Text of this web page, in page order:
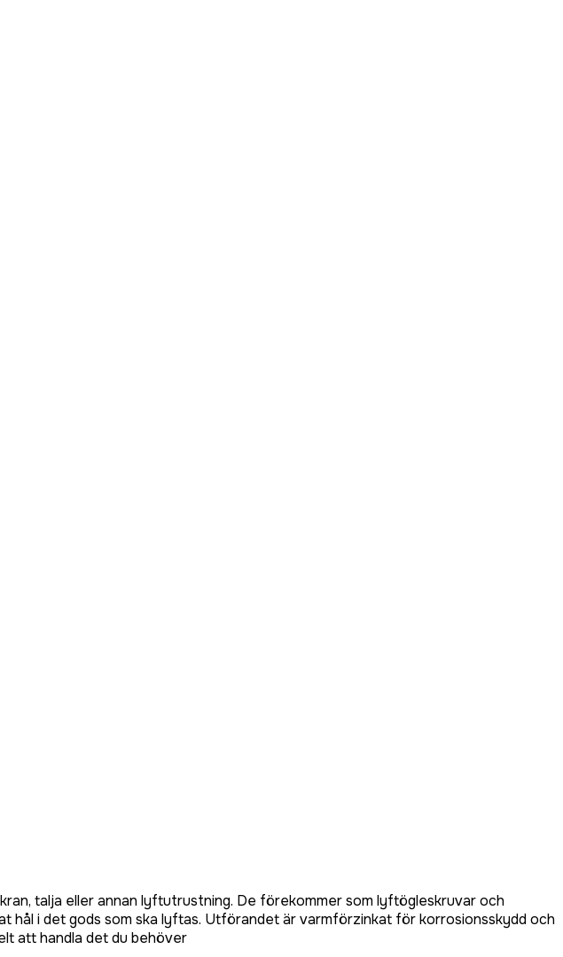
talja eller annan lyftutrustning. De förekommer som lyftögleskruvar och
i det gods som ska lyftas. Utförandet är varmförzinkat för korrosionsskydd och
att handla det du behöver